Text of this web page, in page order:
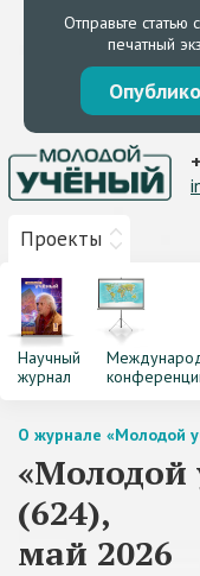
Отправьте статью
печатный
Проекты
Научный
журнал
О журнале «Молодой
(624),
май 2026